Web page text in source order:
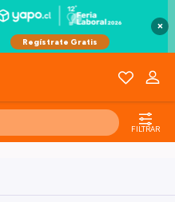
×
FILTRAR